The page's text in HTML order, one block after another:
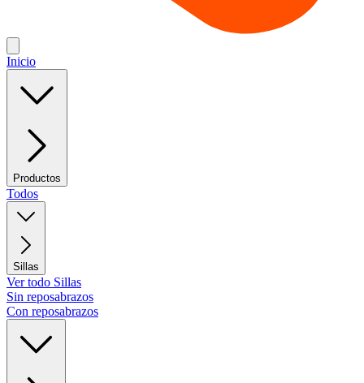
Inicio
Productos
Todos
Sillas
Ver todo Sillas
Sin reposabrazos
Con reposabrazos